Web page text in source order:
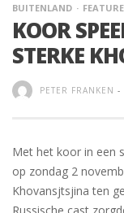
BUITENLAND
KOOR
STERKE
PETER FRANKEN -
Met het koor in een
op zondag 2
Khovansjtsjina ten